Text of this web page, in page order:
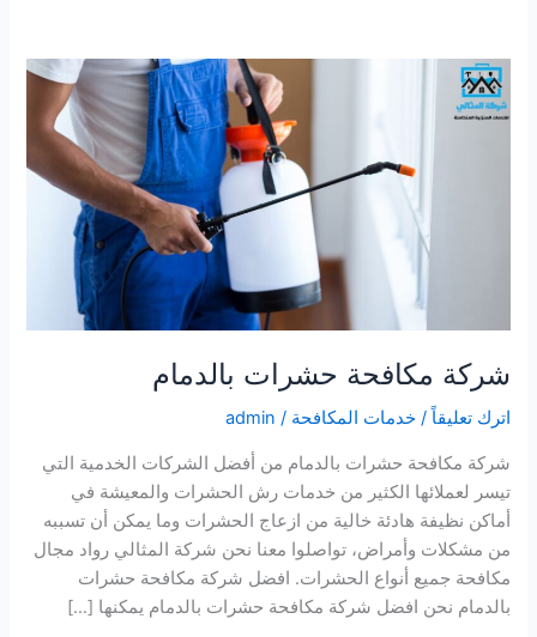
شركة مكافحة حشرات بالدمام
اترك تعليقاً /خدمات المكافحة /
admin
شركة مكافحة حشرات بالدمام من أفضل الشركات الخدمية التي
تيسر لعملائها الكثير من خدمات رش الحشرات والمعيشة في
أماكن نظيفة هادئة خالية من ازعاج الحشرات وما يمكن أن تسببه
من مشكلات وأمراض، تواصلوا معنا نحن شركة المثالي رواد مجال
مكافحة جميع أنواع الحشرات. افضل شركة مكافحة حشرات
بالدمام نحن افضل شركة مكافحة حشرات بالدمام يمكنها […]